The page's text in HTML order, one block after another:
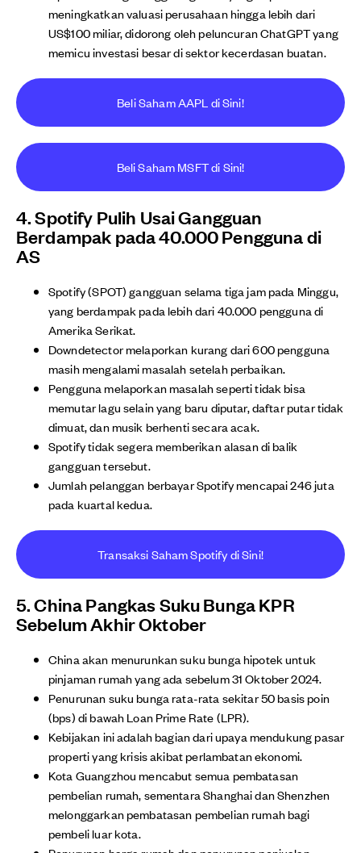
meningkatkan valuasi perusahaan hingga lebih dari
US$100 miliar, didorong oleh peluncuran ChatGPT yang
memicu investasi besar di sektor kecerdasan buatan.
Beli Saham AAPL di Sini!
Beli Saham MSFT di Sini!
4. Spotify Pulih Usai Gangguan
Berdampak pada 40.000 Pengguna di
AS
Spotify (SPOT) gangguan selama tiga jam pada Minggu,
yang berdampak pada lebih dari 40.000 pengguna di
Amerika Serikat.
Downdetector melaporkan kurang dari 600 pengguna
masih mengalami masalah setelah perbaikan.
Pengguna melaporkan masalah seperti tidak bisa
memutar lagu selain yang baru diputar, daftar putar tidak
dimuat, dan musik berhenti secara acak.
Spotify tidak segera memberikan alasan di balik
gangguan tersebut.
Jumlah pelanggan berbayar Spotify mencapai 246 juta
pada kuartal kedua.
Transaksi Saham Spotify di Sini!
5. China Pangkas Suku Bunga KPR
Sebelum Akhir Oktober
China akan menurunkan suku bunga hipotek untuk
pinjaman rumah yang ada sebelum 31 Oktober 2024.
Penurunan suku bunga rata-rata sekitar 50 basis poin
(bps) di bawah Loan Prime Rate (LPR).
Kebijakan ini adalah bagian dari upaya mendukung pasar
properti yang krisis akibat perlambatan ekonomi.
Kota Guangzhou mencabut semua pembatasan
pembelian rumah, sementara Shanghai dan Shenzhen
melonggarkan pembatasan pembelian rumah bagi
pembeli luar kota.